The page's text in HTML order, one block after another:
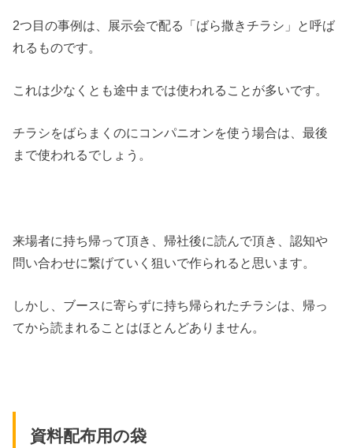
2つ目の事例は、展示会で配る「ばら撒きチラシ」と呼ば
れるものです。
これは少なくとも途中までは使われることが多いです。
チラシをばらまくのにコンパニオンを使う場合は、最後
まで使われるでしょう。
来場者に持ち帰って頂き、帰社後に読んで頂き、認知や
問い合わせに繋げていく狙いで作られると思います。
しかし、ブースに寄らずに持ち帰られたチラシは、帰っ
てから読まれることはほとんどありません。
資料配布用の袋